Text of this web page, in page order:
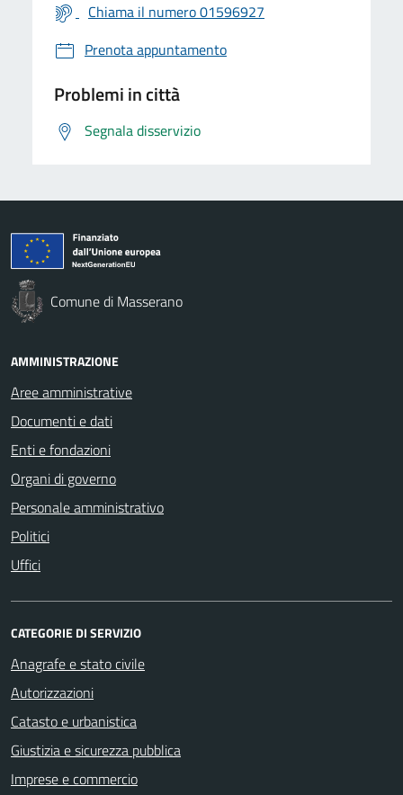
Chiama il numero 01596927
Prenota appuntamento
Problemi in città
Segnala disservizio
Comune di Masserano
AMMINISTRAZIONE
Aree amministrative
Documenti e dati
Enti e fondazioni
Organi di governo
Personale amministrativo
Politici
Uffici
CATEGORIE DI SERVIZIO
Anagrafe e stato civile
Autorizzazioni
Catasto e urbanistica
Giustizia e sicurezza pubblica
Imprese e commercio